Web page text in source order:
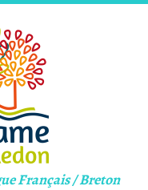
Français / Breton